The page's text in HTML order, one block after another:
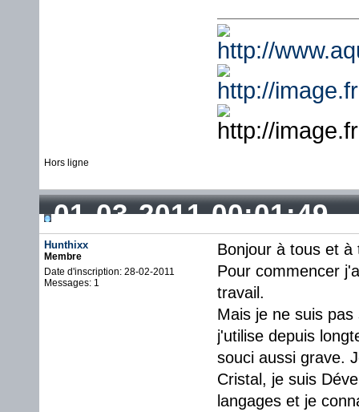
Hors ligne
01-03-2011 00:01:49
Hunthixx
Membre
Date d'inscription: 28-02-2011
Messages: 1
Bonjour à tous et à
Pour commencer
travail.
Mais je ne suis
j'utilise depuis
souci aussi grave.
Cristal, je suis
langages et je